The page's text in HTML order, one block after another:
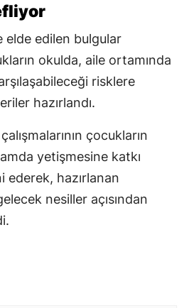
elde edilen bulgular
okulda, aile ortamında
risklere
hazırlandı.
çocukların
yetişmesine katkı
ederek, hazırlanan
nesiller açısından